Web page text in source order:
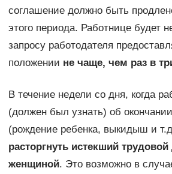
соглашение должно быть
этого периода. Работнице будет
запросу работодателя
положении не чаще, чем раз в
В течение недели со дня, когда
(должен был узнать) об
(рождение ребенка, выкидыш и
расторгнуть истекший трудовой
женщиной. Это возможно в